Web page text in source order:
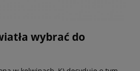
wybrać do